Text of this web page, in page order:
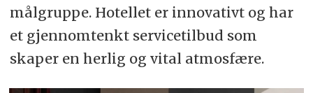
målgruppe. Hotellet er innovativt og har
et gjennomtenkt servicetilbud som
skaper en herlig og vital atmosfære.